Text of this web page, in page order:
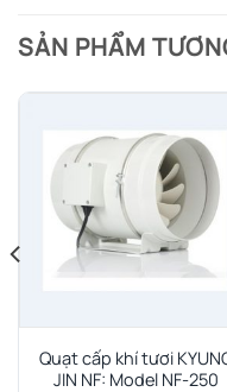
SẢN PHẨM
Quạt cấp khí tươi
JIN NF: Model NF-250